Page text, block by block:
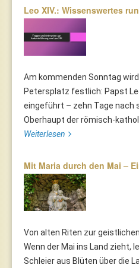
Leo XIV.: Wissenswertes
Am kommenden Sonntag
Petersplatz festlich: Papst
eingeführt – zehn Tage nach
Oberhaupt der römisch-
Weiterlesen
Mit Maria durch den Mai –
Von alten Riten zur
Wenn der Mai ins Land zieht,
Schleier aus Blüten über die